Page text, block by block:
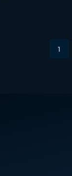
1